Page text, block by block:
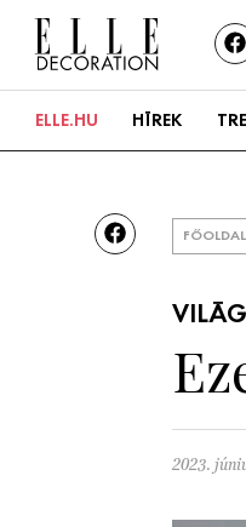
ELLE.HU HÍREK
FŐOLDAL
2023.